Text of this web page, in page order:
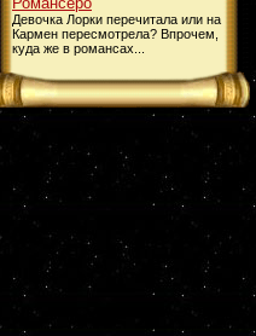
Девочка Лорки перечитала или на
Кармен пересмотрела? Впрочем,
куда же в романсах...